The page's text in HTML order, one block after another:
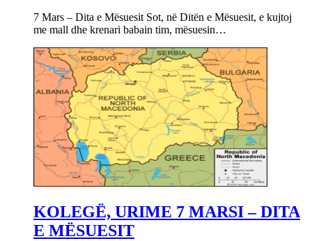
7 Mars – Dita e Mësuesit Sot, në Ditën e Mësuesit, e kujtoj
me mall dhe krenari babain tim, mësuesin…
KOLEGË, URIME 7 MARSI – DITA
E MËSUESIT